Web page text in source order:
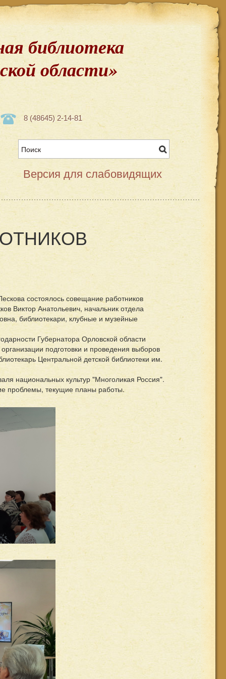
библиотека
области»
8 (48645) 2-14-81
Версия для слабовидящих
состоялось совещание работников
Виктор Анатольевич, начальник отдела
библиотекари, клубные и музейные
Губернатора Орловской области
подготовки и проведения выборов
Центральной детской библиотеки им.
национальных культур "Многоликая Россия".
проблемы, текущие планы работы.